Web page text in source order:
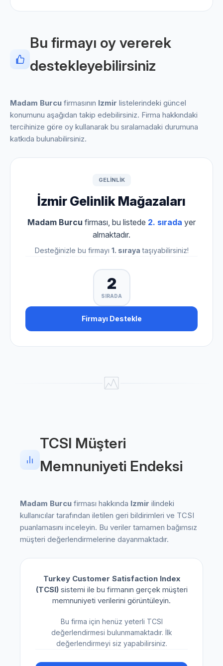
Bu firmayı oy vererek
destekleyebilirsiniz
Madam Burcu firmasının Izmir listelerindeki güncel
konumunu aşağıdan takip edebilirsiniz. Firma hakkındaki
tercihinize göre oy kullanarak bu sıralamadaki durumuna
katkıda bulunabilirsiniz.
GELINLIK
İzmir Gelinlik Mağazaları
Madam Burcu firması, bu listede 2. sırada yer
almaktadır.
Desteğinizle bu firmayı 1. sıraya taşıyabilirsiniz!
2
SIRADA
Firmayı Destekle
TCSI Müşteri
Memnuniyeti Endeksi
Madam Burcu firması hakkında Izmir ilindeki
kullanıcılar tarafından iletilen geri bildirimleri ve TCSI
puanlamasını inceleyin. Bu veriler tamamen bağımsız
müşteri değerlendirmelerine dayanmaktadır.
Turkey Customer Satisfaction Index
(TCSI)sistemi ile bu firmanın gerçek müşteri
memnuniyeti verilerini görüntüleyin.
Bu firma için henüz yeterli TCSI
değerlendirmesi bulunmamaktadır. İlk
değerlendirmeyi siz yapabilirsiniz.